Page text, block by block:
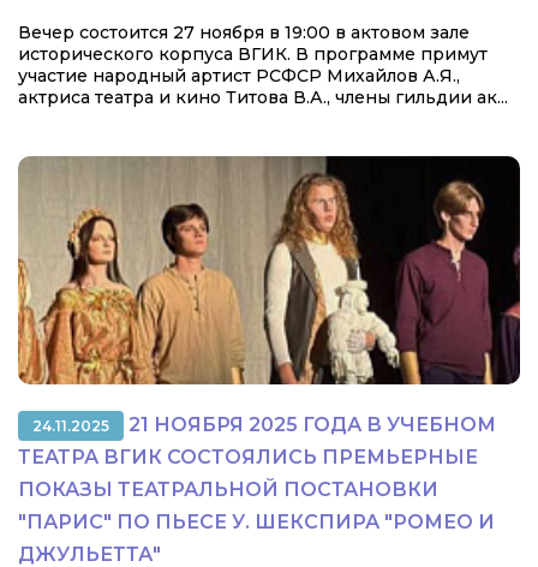
Вечер состоится 27 ноября в 19:00 в актовом зале
исторического корпуса ВГИК. В программе примут
участие народный артист РСФСР Михайлов А.Я.,
актриса театра и кино Титова В.А., члены гильдии ак...
24.11.2025
21 НОЯБРЯ 2025 ГОДА В УЧЕБНОМ
ТЕАТРА ВГИК СОСТОЯЛИСЬ ПРЕМЬЕРНЫЕ
ПОКАЗЫ ТЕАТРАЛЬНОЙ ПОСТАНОВКИ
"ПАРИС" ПО ПЬЕСЕ У. ШЕКСПИРА "РОМЕО И
ДЖУЛЬЕТТА"